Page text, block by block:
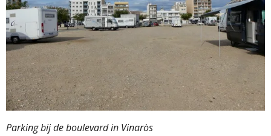
Parking bij de boulevard in Vinaròs